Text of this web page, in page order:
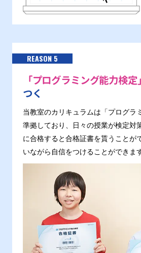
REASON 5
「プログラミング能力検
つく
当教室のカリキュラムは「プログラ
準拠しており、日々の授業が検定対
に合格すると合格証書を貰うことが
いながら自信をつけることができます